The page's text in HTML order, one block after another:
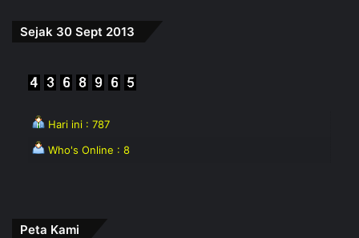
Sejak 30 Sept 2013
Hari ini : 787
Who's Online : 8
Peta Kami